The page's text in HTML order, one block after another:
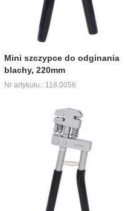
Mini szczypce do odginania
blachy, 220mm
Nr artykułu.: 118.0056